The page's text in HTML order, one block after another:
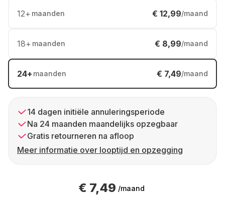
12+ maanden € 12,99/maand
18+ maanden € 8,99/maand
24+ maanden € 7,49/maand
14 dagen initiële annuleringsperiode
Na 24 maanden maandelijks opzegbaar
Gratis retourneren na afloop
Meer informatie over looptijd en opzegging
€ 7,49 /maand